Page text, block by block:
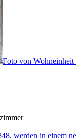
Foto von Wohneinheit
werden in einem